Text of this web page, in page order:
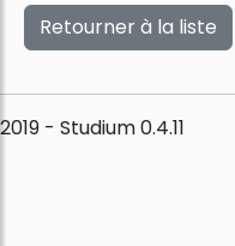
Retourner à la liste
2019 - Studium 0.4.11